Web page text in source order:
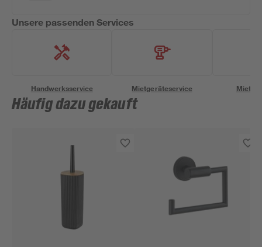
Unsere passenden Services
Handwerksservice Mietgeräteservice
Häufig dazu gekauft